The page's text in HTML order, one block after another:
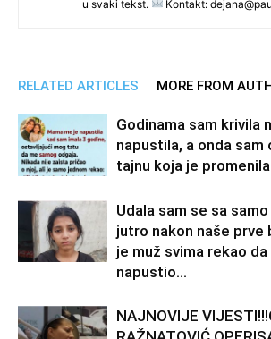
u svaki tekst.
Kontakt:
RELATED ARTICLES MORE FROM
Godinama sam krivila
napustila, a onda
tajnu koja je
Udala sam se sa
jutro nakon naše prve
je muž svima rekao
napustio...
NAJNOVIJE